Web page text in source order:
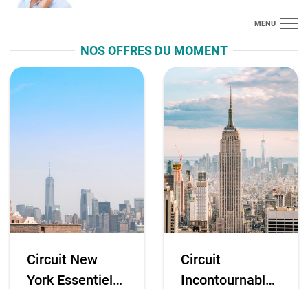
MENU
Accueil
Nos séjours
Vols
Espace Pro
NOS OFFRES DU MOMENT
Circuit New
York Essentiel
Circuit
Incontournable